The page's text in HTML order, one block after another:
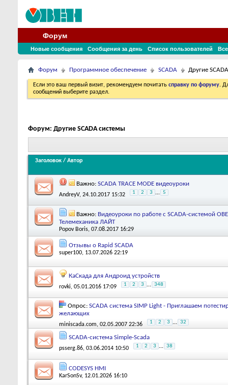
Форум
Новые сообщения Сообщения за день Список пользователей
Форум Программное обеспечение SCADA Другие
Если это ваш первый визит, рекомендуем почитать справку по форуму.
сообщений выберите раздел.
Форум: Другие SCADA системы
Заголовок / Автор
Важно: SCADA TRACE MODE видеоуроки
AndreyV, 24.10.2017 15:32 1 2 3 ... 5
Важно: Видеоуроки по работе с SCADA-системой
Телемеханика ЛАЙТ
Popov Boris, 07.08.2017 16:29
Отзывы о Rapid SCADA
super100, 13.07.2026 22:19
КаСкада для Андроид устройств
rovki, 05.01.2016 17:09 1 2 3 ... 348
Опрос: SCADA система SIMP Light - Приглашаем
желающих
miniscada.com, 02.05.2007 22:36 1 2 3 ... 32
SCADA-система Simple-Scada
psserg.86, 03.06.2014 10:50 1 2 3 ... 38
CODESYS HMI
KarSonSv, 12.01.2026 16:10